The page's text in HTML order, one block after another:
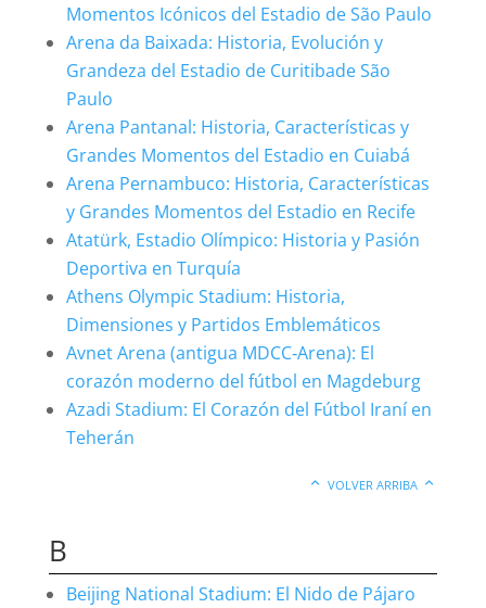
Momentos Icónicos del Estadio de São Paulo
Arena da Baixada: Historia, Evolución y
Grandeza del Estadio de Curitibade São
Paulo
Arena Pantanal: Historia, Características y
Grandes Momentos del Estadio en Cuiabá
Arena Pernambuco: Historia, Características
y Grandes Momentos del Estadio en Recife
Atatürk, Estadio Olímpico: Historia y Pasión
Deportiva en Turquía
Athens Olympic Stadium: Historia,
Dimensiones y Partidos Emblemáticos
Avnet Arena (antigua MDCC‑Arena): El
corazón moderno del fútbol en Magdeburg
Azadi Stadium: El Corazón del Fútbol Iraní en
Teherán
VOLVER ARRIBA
B
Beijing National Stadium: El Nido de Pájaro